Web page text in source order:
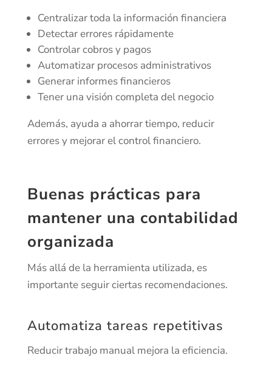
Centralizar toda la información financiera
Detectar errores rápidamente
Controlar cobros y pagos
Automatizar procesos administrativos
Generar informes financieros
Tener una visión completa del negocio
Además, ayuda a ahorrar tiempo, reducir
errores y mejorar el control financiero.
Buenas prácticas para
mantener una contabilidad
organizada
Más allá de la herramienta utilizada, es
importante seguir ciertas recomendaciones.
Automatiza tareas repetitivas
Reducir trabajo manual mejora la eficiencia.